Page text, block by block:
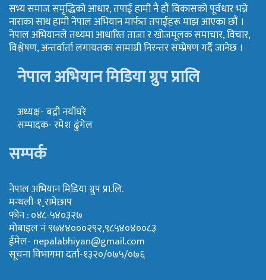
सभ्य समाज समृद्धिको आधार, तपाई हामी नै हौं विकासको पूर्वधार भन्ने
नाराका साथ हामी नेपाल अभियान मार्फत तपाईहरू माझ आएका छौं ।
नेपाल अभियानले तथ्यमा आधारित ताजा र खोजमूलक समाचार, विचार,
विश्लेषण, अन्तर्वार्ता लगायतका सामाग्री निरन्तर सम्प्रेषण गर्दै जानेछ ।
नेपाल अभियान मिडिया ग्रुप प्रालि
अध्यक्ष- बद्री नयाँघरे
सम्पादक- रमेश ढुंगेल
सम्पर्क
नेपाल अभियान मिडिया ग्रुप प्रा.लि.
मन्थली-१¸रामेछाप
फोन : ०४८-५४०३२७
मोबाइल नं ९७४४०००२९२,९८५४०४००८३
ईमेल- nepalabhiyan@gmail.com
सूचना विभागमा दर्ता-१३२०/०७५/०७६